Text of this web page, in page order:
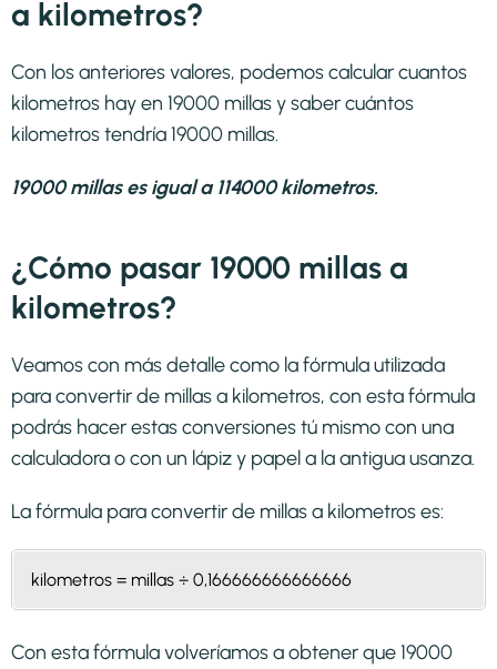
a kilometros?
Con los anteriores valores, podemos calcular cuantos
kilometros hay en 19000 millas y saber cuántos
kilometros tendría 19000 millas.
19000 millas es igual a 114000 kilometros.
¿Cómo pasar 19000 millas a
kilometros?
Veamos con más detalle como la fórmula utilizada
para convertir de millas a kilometros, con esta fórmula
podrás hacer estas conversiones tú mismo con una
calculadora o con un lápiz y papel a la antigua usanza.
La fórmula para convertir de millas a kilometroses:
kilometros = millas ÷ 0,166666666666666
Con esta fórmula volveríamos a obtener que 19000